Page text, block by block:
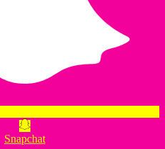
Snapchat